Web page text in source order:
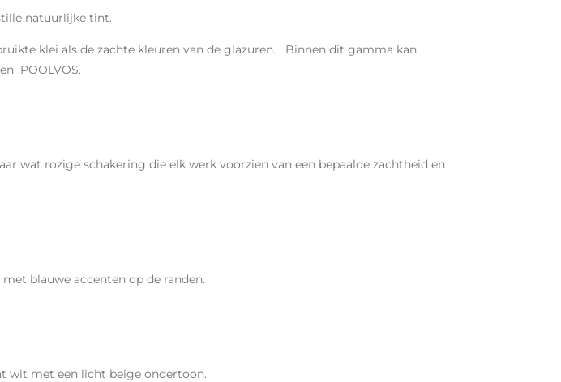
natuurlijke tint.
klei als de zachte kleuren van de glazuren. Binnen dit gamma kan
POOLVOS.
wat rozige schakering die elk werk voorzien van een bepaalde zachtheid en
blauwe accenten op de randen.
wit met een licht beige ondertoon.